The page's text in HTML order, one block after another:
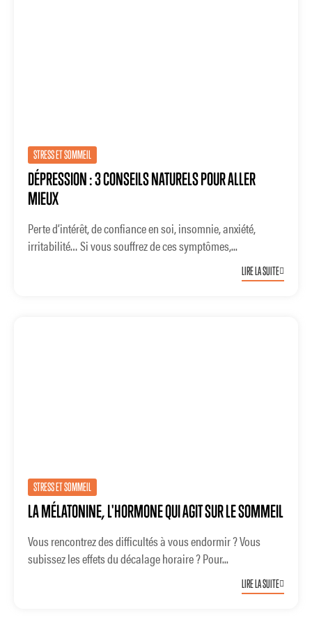
STRESS ET SOMMEIL
DÉPRESSION : 3 CONSEILS NATURELS POUR ALLER
MIEUX
Perte d’intérêt, de confiance en soi, insomnie, anxiété,
irritabilité… Si vous souffrez de ces symptômes,...
LIRE LA SUITE
STRESS ET SOMMEIL
LA MÉLATONINE, L'HORMONE QUI AGIT SUR LE SOMMEIL
Vous rencontrez des difficultés à vous endormir ? Vous
subissez les effets du décalage horaire ? Pour...
LIRE LA SUITE